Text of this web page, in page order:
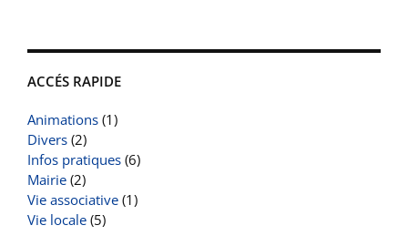
ACCÉS RAPIDE
Animations (1)
Divers (2)
Infos pratiques (6)
Mairie (2)
Vie associative (1)
Vie locale (5)